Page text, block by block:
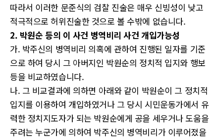
따라서 이러한 문준식의 검찰 진술은 매우 신빙성이 낮고
적극적으로 허위진술한 것으로 볼 수밖에 없습니다.
2. 박원순 등의 이 사건 병역비리 사건 개입가능성
가. 박주신의 병역비리 의혹에 관하여 진행된 일자를 기준
으로 하여 당시 그 아버지인 박원순의 정치적 입지와 행보
등을 비교하였습니다.
나. 그 비교결과에 의하면 아래와 같이 박원순이 그 정치적
입지를 이용하여 개입하였거나 그 당시 시민운동가에서 유
력한 정치지도자가 되는 박원순에게 공을 세우거나 도움을
주려는 누군가에 의하여 박주신의 병역비리가 이루어졌을